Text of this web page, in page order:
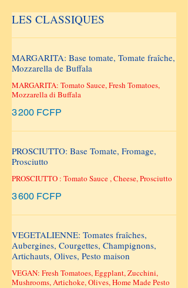
LES CLASSIQUES
MARGARITA: Base tomate, Tomate fraîche,
Mozzarella de Buffala
MARGARITA: Tomato Sauce, Fresh Tomatoes,
Mozzarella di Buffala
3 200 FCFP
PROSCIUTTO: Base Tomate, Fromage,
Prosciutto
PROSCIUTTO : Tomato Sauce , Cheese, Prosciutto
3 600 FCFP
VEGETALIENNE: Tomates fraîches,
Aubergines, Courgettes, Champignons,
Artichauts, Olives, Pesto maison
VEGAN: Fresh Tomatoes, Eggplant, Zucchini,
Mushrooms, Artichoke, Olives, Home Made Pesto